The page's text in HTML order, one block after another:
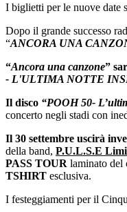
I biglietti per le nuove date
Dopo il grande successo
“ANCORA UNA
“Ancora una canzone”
- L'ULTIMA NOTTE
Il disco “POOH 50-
concerto negli stadi con
Il 30 settembre uscirà
della band, P.U.L.S.E
PASS TOUR laminato del
TSHIRT esclusiva.
I festeggiamenti per il